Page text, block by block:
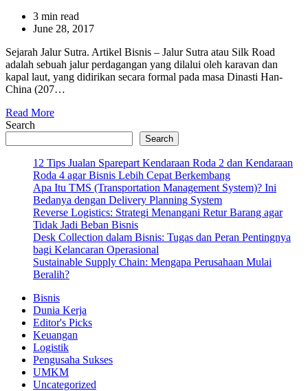
Estimated
read
3 min read
June 28, 2017
Sejarah Jalur Sutra. Artikel Bisnis – Jalur Sutra atau Silk Road
adalah sebuah jalur perdagangan yang dilalui oleh karavan dan
kapal laut, yang didirikan secara formal pada masa Dinasti Han-
China (207…
Read More
Search
Search
12 Tips Jualan Sparepart Kendaraan Roda 2 dan Kendaraan
Roda 4 agar Bisnis Lebih Cepat Berkembang
Apa Itu TMS (Transportation Management System)? Ini
Bedanya dengan Delivery Planning System
Reverse Logistics: Strategi Menangani Retur Barang agar
Tidak Jadi Beban Bisnis
Desk Collection dalam Bisnis: Tugas dan Peran Pentingnya
bagi Kelancaran Operasional
Sustainable Supply Chain: Mengapa Perusahaan Mulai
Beralih?
Bisnis
Dunia Kerja
Editor's Picks
Keuangan
Logistik
Pengusaha Sukses
UMKM
Uncategorized